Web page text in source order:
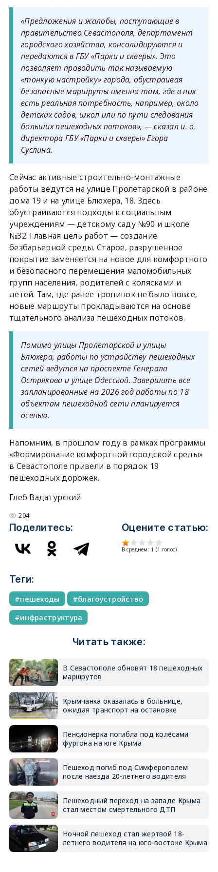
«Предложения и жалобы, поступающие в
правительство Севастополя, департамент
городского хозяйства, консолидируются и
передаются в ГБУ «Парки и скверы». Это
позволяет проводить так называемую
«тонкую настройку» города, обустраивая
безопасные маршруты именно там, где в них
есть реальная потребность, например, около
детских садов, школ или по пути следования
больших пешеходных потоков», — сказал и. о.
директора ГБУ «Парки и скверы» Егора
Суслина.
Сейчас активные строительно-монтажные
работы ведутся на улице Пролетарской в районе
дома 19 и на улице Блюхера, 18. Здесь
обустраиваются подходы к социальным
учреждениям — детскому саду №90 и школе
№32. Главная цель работ — создание
безбарьерной среды. Старое, разрушенное
покрытие заменяется на новое для комфортного
и безопасного перемещения маломобильных
групп населения, родителей с колясками и
детей. Там, где ранее тропинок не было вовсе,
новые маршруты прокладываются на основе
тщательного анализа пешеходных потоков.
Помимо улицы Пролетарской и улицы
Блюхера, работы по устройству пешеходных
сетей ведутся на проспекте Генерала
Острякова и улице Одесской. Завершить все
запланированные на 2026 год работы по 18
объектам пешеходной сети планируется
осенью.
Напомним, в прошлом году в рамках программы
«Формирование комфортной городской среды»
в Севастополе привели в порядок 19
пешеходных дорожек.
Глеб Вадатурский
204
Поделитесь: Оцените статью:
В среднем: 1 (1 голос)
Теги:
пешеходы
благоустройство
инфраструктура
Читать также:
В Севастополе обновят 18 пешеходных
маршрутов
Крымчанка оказалась в больнице,
ожидая транспорт на остановке
Пенсионерка погибла под колёсами
фургона на юге Крыма
Пешеход погиб под Симферополем
после наезда 20-летнего водителя
Пешеходный переход на западе Крыма
стал местом смертельного ДТП
Ночной пешеход стал жертвой 18-
летнего водителя на юго-востоке Крыма